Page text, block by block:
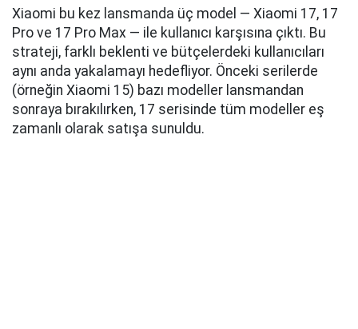
Xiaomi bu kez lansmanda üç model — Xiaomi 17, 17
Pro ve 17 Pro Max — ile kullanıcı karşısına çıktı. Bu
strateji, farklı beklenti ve bütçelerdeki kullanıcıları
aynı anda yakalamayı hedefliyor. Önceki serilerde
(örneğin Xiaomi 15) bazı modeller lansmandan
sonraya bırakılırken, 17 serisinde tüm modeller eş
zamanlı olarak satışa sunuldu.